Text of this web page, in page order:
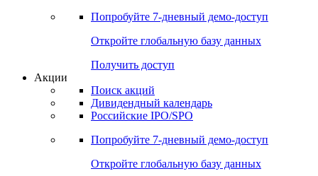
Попробуйте 7-дневный демо-доступ
Откройте глобальную базу данных
Получить доступ
Акции
Поиск акций
Дивидендный календарь
Российские IPO/SPO
Попробуйте 7-дневный демо-доступ
Откройте глобальную базу данных